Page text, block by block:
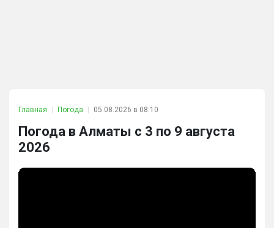
Главная Погода 05.08.2026 в 08:10
Погода в Алматы с 3 по 9 августа
2026